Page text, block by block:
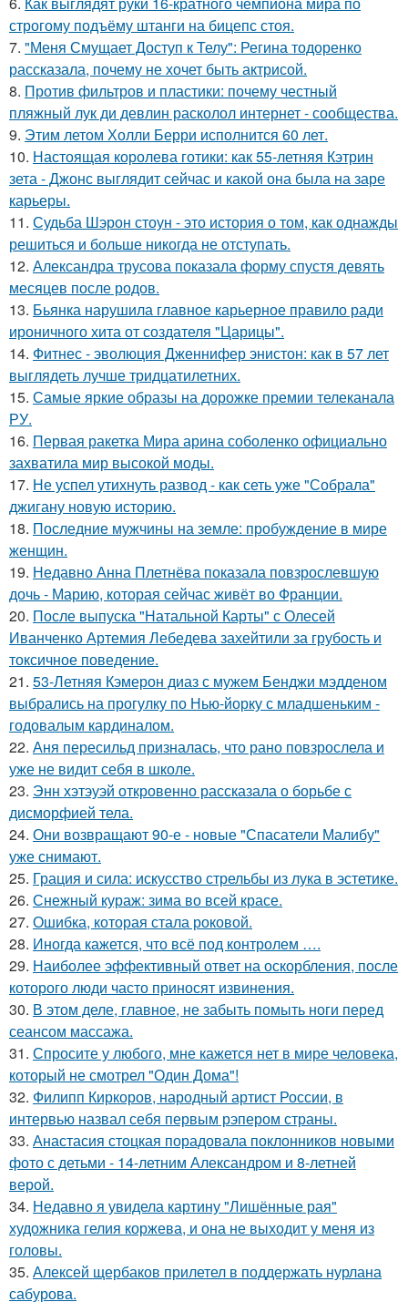
строгому подъёму штанги на бицепс стоя.
7. "Меня Смущает Доступ к Телу": Регина тодоренко
рассказала, почему не хочет быть актрисой.
8. Против фильтров и пластики: почему честный
пляжный лук ди девлин расколол интернет - сообщества.
9. Этим летом Холли Берри исполнится 60 лет.
10. Настоящая королева готики: как 55-летняя Кэтрин
зета - Джонс выглядит сейчас и какой она была на заре
карьеры.
11. Судьба Шэрон стоун - это история о том, как однажды
решиться и больше никогда не отступать.
12. Александра трусова показала форму спустя девять
месяцев после родов.
13. Бьянка нарушила главное карьерное правило ради
ироничного хита от создателя "Царицы".
14. Фитнес - эволюция Дженнифер энистон: как в 57 лет
выглядеть лучше тридцатилетних.
15. Самые яркие образы на дорожке премии телеканала
РУ.
16. Первая ракетка Мира арина соболенко официально
захватила мир высокой моды.
17. Не успел утихнуть развод - как сеть уже "Собрала"
джигану новую историю.
18. Последние мужчины на земле: пробуждение в мире
женщин.
19. Недавно Анна Плетнёва показала повзрослевшую
дочь - Марию, которая сейчас живёт во Франции.
20. После выпуска "Натальной Карты" с Олесей
Иванченко Артемия Лебедева захейтили за грубость и
токсичное поведение.
21. 53-Летняя Кэмерон диаз с мужем Бенджи мэдденом
выбрались на прогулку по Нью-йорку с младшеньким -
годовалым кардиналом.
22. Аня пересильд призналась, что рано повзрослела и
уже не видит себя в школе.
23. Энн хэтэуэй откровенно рассказала о борьбе с
дисморфией тела.
24. Они возвращают 90-е - новые "Спасатели Малибу"
уже снимают.
25. Грация и сила: искусство стрельбы из лука в эстетике.
26. Снежный кураж: зима во всей красе.
27. Ошибка, которая стала роковой.
28. Иногда кажется, что всё под контролем ….
29. Наиболее эффективный ответ на оскорбления, после
которого люди часто приносят извинения.
30. В этом деле, главное, не забыть помыть ноги перед
сеансом массажа.
31. Спросите у любого, мне кажется нет в мире человека,
который не смотрел "Один Дома"!
32. Филипп Киркоров, народный артист России, в
интервью назвал себя первым рэпером страны.
33. Анастасия стоцкая порадовала поклонников новыми
фото с детьми - 14-летним Александром и 8-летней
верой.
34. Недавно я увидела картину "Лишённые рая"
художника гелия коржева, и она не выходит у меня из
головы.
35. Алексей щербаков прилетел в поддержать нурлана
сабурова.